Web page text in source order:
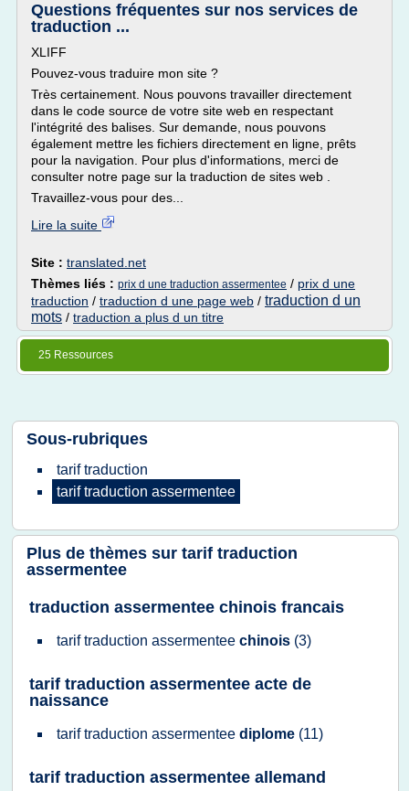
Questions fréquentes sur nos services de
traduction ...
XLIFF
Pouvez-vous traduire mon site ?
Très certainement. Nous pouvons travailler directement
dans le code source de votre site web en respectant
l'intégrité des balises. Sur demande, nous pouvons
également mettre les fichiers directement en ligne, prêts
pour la navigation. Pour plus d'informations, merci de
consulter notre page sur la traduction de sites web .
Travaillez-vous pour des...
Lire la suite
Site : translated.net
Thèmes liés : prix d une traduction assermentee / prix d une
traduction / traduction d une page web / traduction d un
mots / traduction a plus d un titre
25 Ressources
Sous-rubriques
tarif traduction
tarif traduction assermentee
Plus de thèmes sur tarif traduction
assermentee
traduction assermentee chinois francais
tarif traduction assermentee chinois (3)
tarif traduction assermentee acte de
naissance
tarif traduction assermentee diplome (11)
tarif traduction assermentee allemand